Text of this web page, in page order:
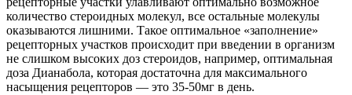
количество стероидных молекул, все остальные молекулы
оказываются лишними. Такое оптимальное «заполнение»
рецепторных участков происходит при введении в организм
не слишком высоких доз стероидов, например, оптимальная
доза Дианабола, которая достаточна для максимального
насыщения рецепторов — это 35-50мг в день.